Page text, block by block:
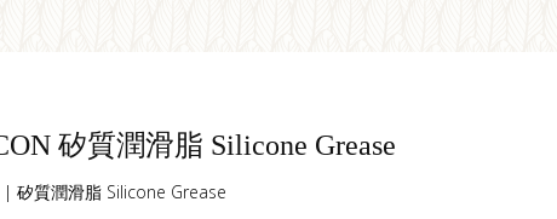
矽質潤滑脂 Silicone Grease
| 矽質潤滑脂 Silicone Grease